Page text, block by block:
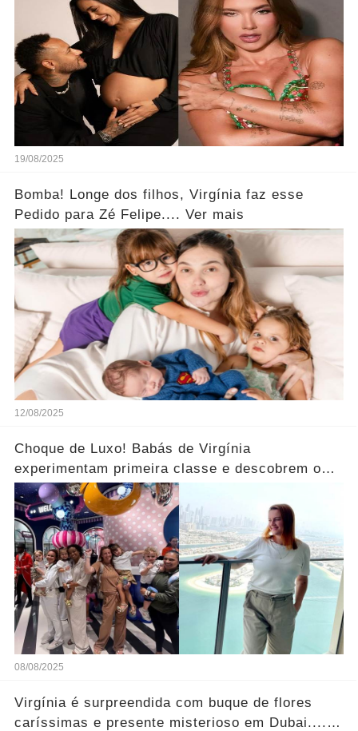
19/08/2025
Bomba! Longe dos filhos, Virgínia faz esse
Pedido para Zé Felipe.... Ver mais
12/08/2025
Choque de Luxo! Babás de Virgínia
experimentam primeira classe e descobrem o
luxo de Dubai: 'Nunca imaginei ir'... Ver mais
08/08/2025
Virgínia é surpreendida com buque de flores
caríssimas e presente misterioso em Dubai....